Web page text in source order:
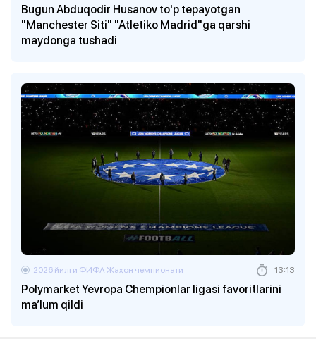
Bugun Abduqodir Husanov to'p tepayotgan
"Manchester Siti" "Atletiko Madrid"ga qarshi
maydonga tushadi
Polymarket Yevropa Chempionlar ligasi favoritlarini
ma’lum qildi
2026 йилги ФИФА Жаҳон чемпионати 13:13